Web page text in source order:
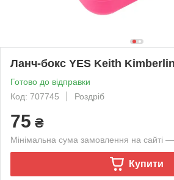
Ланч-бокс YES Keith
Готово до відправки
Код: 707745
Роздріб
75 ₴
Мінімальна сума замовлення на сайті
Купити